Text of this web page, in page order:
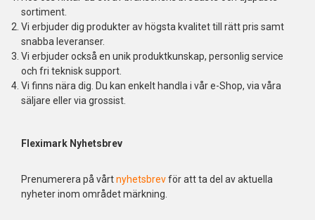
sortiment.
Vi erbjuder dig produkter av högsta kvalitet till rätt pris samt
snabba leveranser.
Vi erbjuder också en unik produktkunskap, personlig service
och fri teknisk support.
Vi finns nära dig. Du kan enkelt handla i vår e-Shop, via våra
säljare eller via grossist.
Fleximark Nyhetsbrev
Prenumerera på vårtnyhetsbrevför att ta del av aktuella
nyheter inom området märkning.